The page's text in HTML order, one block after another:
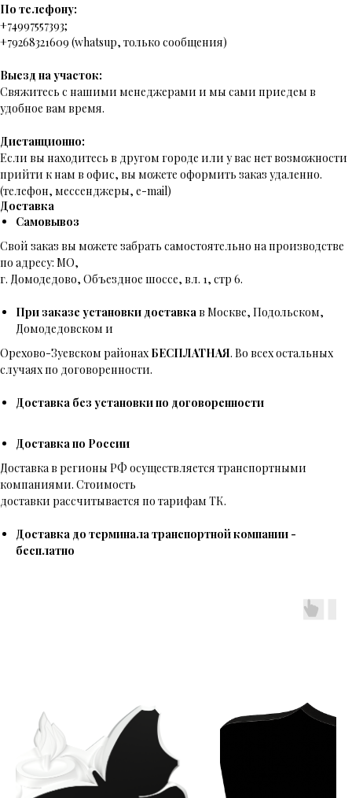
По телефону:
+74997557393;
+79268321609 (whatsup, только сообщения)
Выезд на участок:
Свяжитесь с нашими менеджерами и мы сами приедем в
удобное вам время.
Дистанционно:
Если вы находитесь в другом городе или у вас нет возможности
прийти к нам в офис, вы можете оформить заказ удаленно.
(телефон, мессенджеры, e-mail)
Доставка
Самовывоз
Свой заказ вы можете забрать самостоятельно на производстве
по адресу: МО,
г. Домодедово, Объездное шоссе, вл. 1, стр 6.
При заказе установки доставкав Москве, Подольском,
Домодедовском и
Орехово-Зуевском районах БЕСПЛАТНАЯ. Во всех остальных
случаях по договоренности.
Доставка без установки по договоренности
Доставка по России
Доставка в регионы РФ осуществляется транспортными
компаниями. Стоимость
доставки рассчитывается по тарифам ТК.
Доставка до терминала транспортной компании -
бесплатно